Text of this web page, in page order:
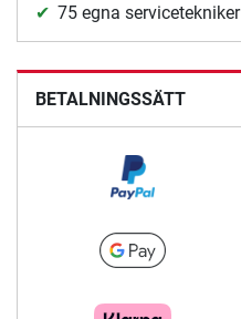
75 egna servicetekniker
BETALNINGSSÄTT